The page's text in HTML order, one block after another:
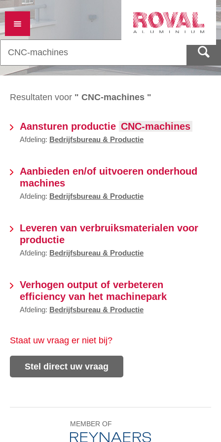
Resultaten voor " CNC-machines "
Aansturen productie CNC-machines
Afdeling: Bedrijfsbureau & Productie
Aanbieden en/of uitvoeren onderhoud
machines
Afdeling: Bedrijfsbureau & Productie
Leveren van verbruiksmaterialen voor
productie
Afdeling: Bedrijfsbureau & Productie
Verhogen output of verbeteren
efficiency van het machinepark
Afdeling: Bedrijfsbureau & Productie
Staat uw vraag er niet bij?
Stel direct uw vraag
MEMBER OF